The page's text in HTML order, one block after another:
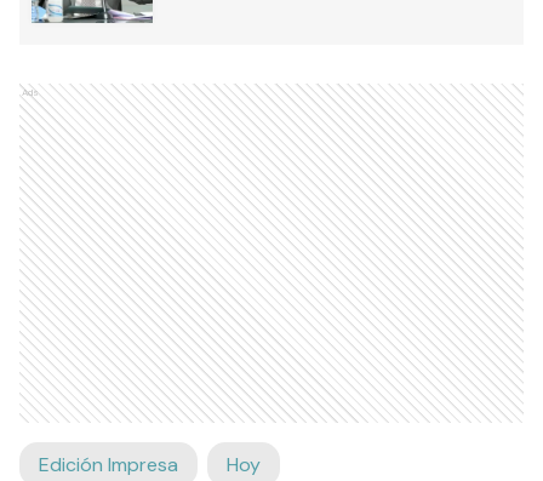
Ads
Edición Impresa Hoy